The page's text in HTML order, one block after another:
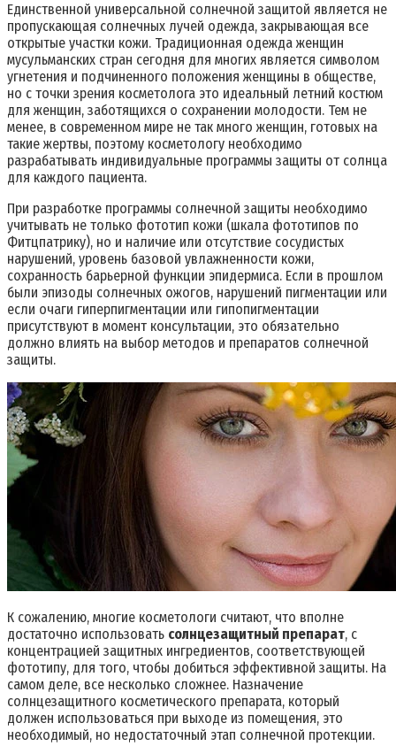
Единственной универсальной солнечной защитой является не
пропускающая солнечных лучей одежда, закрывающая все
открытые участки кожи. Традиционная одежда женщин
мусульманских стран сегодня для многих является символом
угнетения и подчиненного положения женщины в обществе,
но с точки зрения косметолога это идеальный летний костюм
для женщин, заботящихся о сохранении молодости. Тем не
менее, в современном мире не так много женщин, готовых на
такие жертвы, поэтому косметологу необходимо
разрабатывать индивидуальные программы защиты от солнца
для каждого пациента.
При разработке программы солнечной защиты необходимо
учитывать не только фототип кожи (шкала фототипов по
Фитцпатрику), но и наличие или отсутствие сосудистых
нарушений, уровень базовой увлажненности кожи,
сохранность барьерной функции эпидермиса. Если в прошлом
были эпизоды солнечных ожогов, нарушений пигментации или
если очаги гиперпигментации или гипопигментации
присутствуют в момент консультации, это обязательно
должно влиять на выбор методов и препаратов солнечной
защиты.
К сожалению, многие косметологи считают, что вполне
достаточно использовать солнцезащитный препарат, с
концентрацией защитных ингредиентов, соответствующей
фототипу, для того, чтобы добиться эффективной защиты. На
самом деле, все несколько сложнее. Назначение
солнцезащитного косметического препарата, который
должен использоваться при выходе из помещения, это
необходимый, но недостаточный этап солнечной протекции.